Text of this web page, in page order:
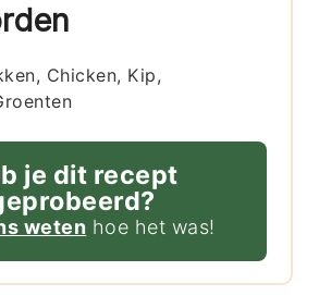
Chicken, Kip,
je dit recept
weten hoe het was!